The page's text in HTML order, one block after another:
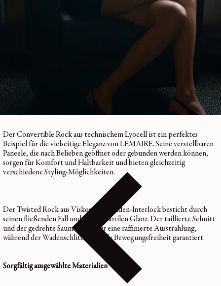
Für alle, die ein Kleidungsstück mit Charakter suchen, bietet der Rock
eine strukturierte
Silhouette, die durch einen geschwungenen Schlitz am rechten
Oberschenkel untermalt wird. Die kontrastierenden Steppnähte und
die Verschlussschnalle auf der Rückseite zeigen die sorgfältigen Details,
Vielseitigkeit und fließender Fall
Der Convertible Rock aus technischem Lyocell ist ein perfektes
Beispiel für die vielseitige Eleganz von LEMAIRE. Seine verstellbaren
Paneele, die nach Belieben geöffnet oder gebunden werden können,
sorgen für Komfort und Haltbarkeit und bieten gleichzeitig
verschiedene Styling-Möglichkeiten.
Der Twisted Rock aus Viskose und Seiden-Interlock besticht durch
seinen fließenden Fall und seinen subtilen Glanz. Der taillierte Schnitt
und der gedrehte Saum sorgen für eine raffinierte Ausstrahlung,
während der Wadenschlitz optimale Bewegungsfreiheit garantiert.
Sorgfältig ausgewählte Materialien